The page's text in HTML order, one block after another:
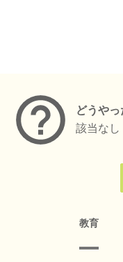
どうや
該当なし
教育